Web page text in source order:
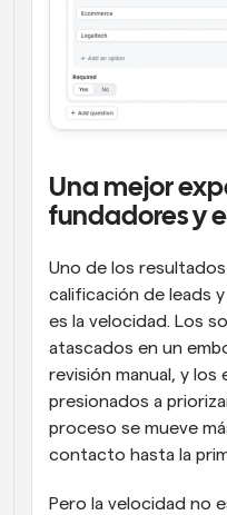
Una mejor
fundadores y
Uno de los
calificación de leads
es la velocidad. Los
atascados en un
revisión manual, y
presionados a
proceso se mueve
contacto hasta la
Pero la velocidad no